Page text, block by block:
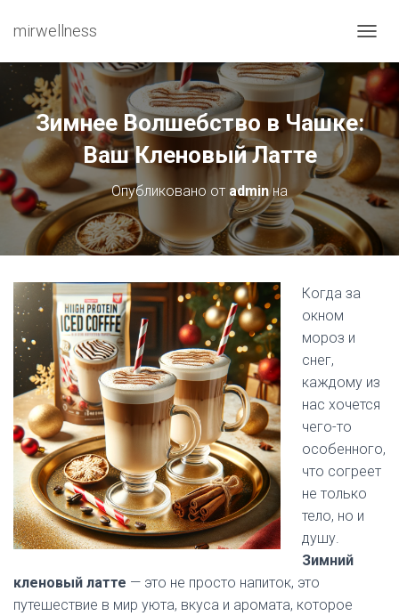
mirwellness
Зимнее Волшебство в Чашке:
Ваш Кленовый Латте
Опубликовано от adminна
Когда за
окном
мороз и
снег,
каждому из
нас хочется
чего-то
особенного,
что согреет
не только
тело, но и
душу.
Зимний
кленовый латте — это не просто напиток, это
путешествие в мир уюта, вкуса и аромата, которое